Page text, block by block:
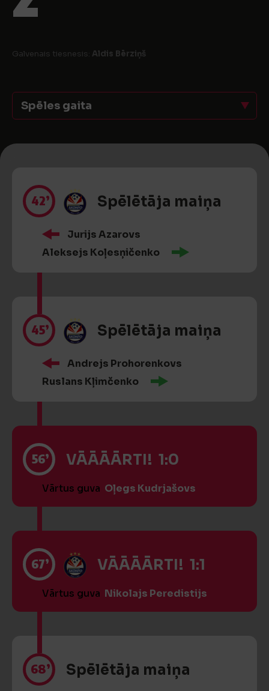
Galvenais tiesnesis: Aldis Bērziņš
Spēles gaita
42’ Spēlētāja maiņa
Jurijs Azarovs
Aleksejs Koļesņičenko
45’ Spēlētāja maiņa
Andrejs Prohorenkovs
Ruslans Kļimčenko
56’ VĀĀĀĀRTI! 1:0
Vārtus guva Oļegs Kudrjašovs
67’ VĀĀĀĀRTI! 1:1
Vārtus guva Nikolajs Peredistijs
68’ Spēlētāja maiņa